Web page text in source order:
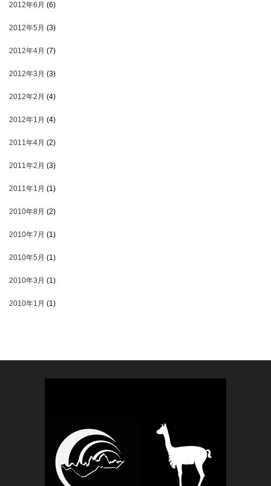
2012年6月 (6)
2012年5月 (3)
2012年4月 (7)
2012年3月 (3)
2012年2月 (4)
2012年1月 (4)
2011年4月 (2)
2011年2月 (3)
2011年1月 (1)
2010年8月 (2)
2010年7月 (1)
2010年5月 (1)
2010年3月 (1)
2010年1月 (1)